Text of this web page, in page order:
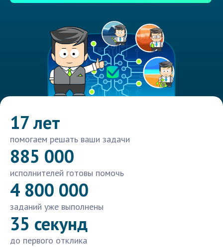
17 лет
помогаем решать ваши задачи
885 000
исполнителей готовы помочь
4 800 000
заданий уже выполнены
35 секунд
до первого отклика